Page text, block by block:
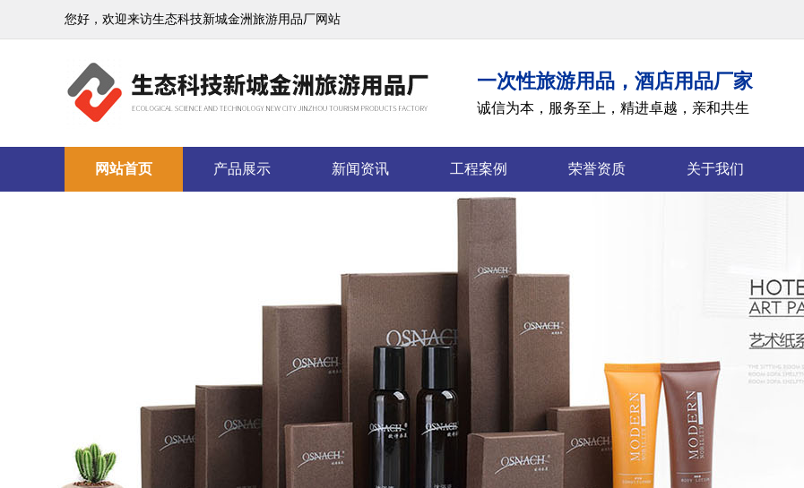
您好，欢迎来访生态科技新城金洲旅游用品厂网站
一次性旅游用品，酒店用品厂家
诚信为本，服务至上，精进卓越，亲和共生
网站首页 产品展示 新闻资讯 工程案例 荣誉资质 关于我们